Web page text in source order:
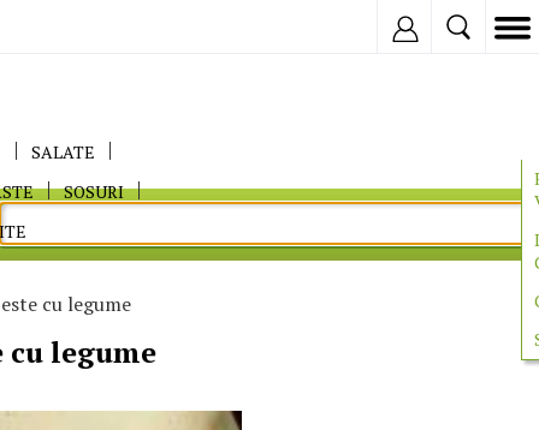
SALATE
SOSURI
cu legume
cu legume